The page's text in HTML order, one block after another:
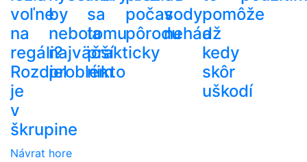
voľne
na
regáli?
Rozdiel
je
v
škrupine
by
nebola
najväčší
problém
sa
tomu
prakticky
nikto
počas
pôrodu
vody
nehádž
pomôže
a
kedy
skôr
uškodí
Návrat hore